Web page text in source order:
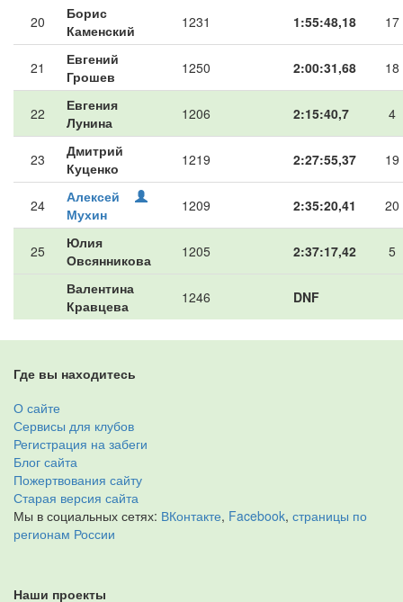
20
Борис
Каменский
1231 1:55:48,18 17
21
Евгений
Грошев
1250 2:00:31,68 18
22
Евгения
Лунина
1206 2:15:40,7 4
23
Дмитрий
Куценко
1219 2:27:55,37 19
24
Алексей
Мухин
1209 2:35:20,41 20
25
Юлия
Овсянникова
1205 2:37:17,42 5
Валентина
Кравцева
1246 DNF
Где вы находитесь
О сайте
Сервисы для клубов
Регистрация на забеги
Блог сайта
Пожертвования сайту
Старая версия сайта
Мы в социальных сетях: ВКонтакте, Facebook, страницы по
регионам России
Наши проекты